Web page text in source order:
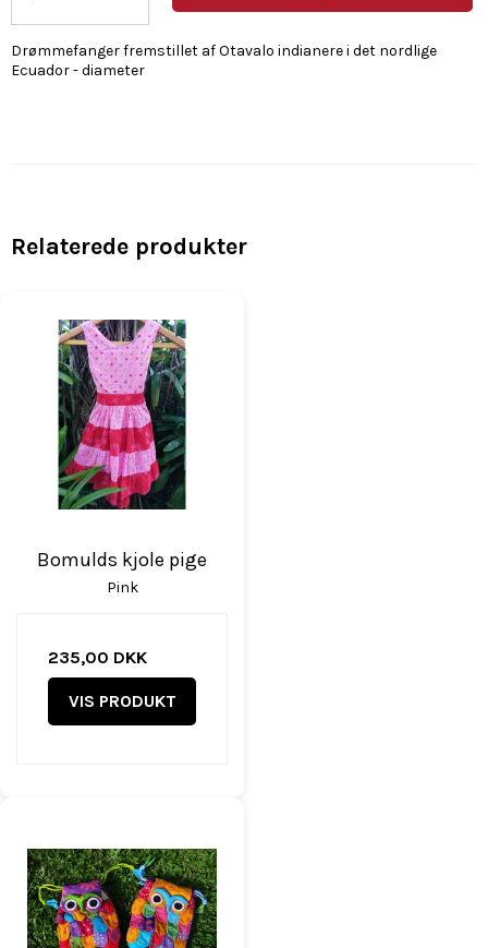
Drømmefanger fremstillet af Otavalo indianere i det nordlige
Ecuador - diameter
Relaterede produkter
Bomulds kjole pige
Pink
235,00 DKK
VIS PRODUKT